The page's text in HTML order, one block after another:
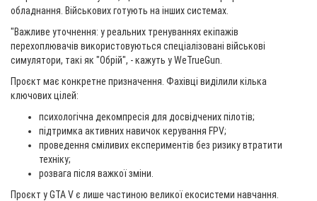
обладнання. Військових готують на інших системах.
"Важливе уточнення: у реальних тренуваннях екіпажів
перехоплювачів використовуються спеціалізовані військові
симулятори, такі як "Обрій", - кажуть у WeTrueGun.
Проєкт має конкретне призначення. Фахівці виділили кілька
ключових цілей:
психологічна декомпресія для досвідчених пілотів;
підтримка активних навичок керування FPV;
проведення сміливих експериментів без ризику втратити
техніку;
розвага після важкої зміни.
Проєкт у GTA V є лише частиною великої екосистеми навчання.